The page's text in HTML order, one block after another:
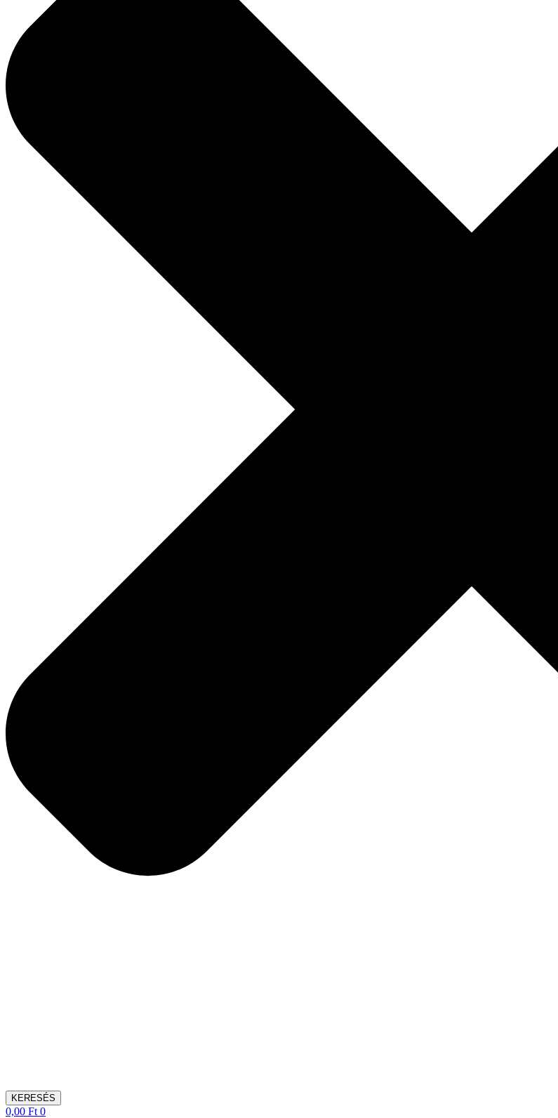
KERESÉS
0,00 Ft 0